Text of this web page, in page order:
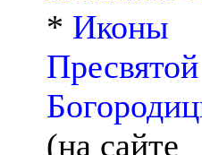
* Иконы
Пресвятой
(на сайте